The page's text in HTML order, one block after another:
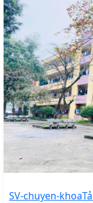
SV-chuyen-khoa